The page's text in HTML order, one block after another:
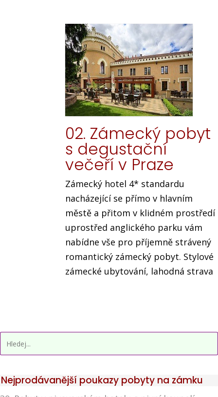
02. Zámecký pobyt
s degustační
večeří v Praze
Zámecký hotel 4* standardu
nacházející se přímo v hlavním
městě a přitom v klidném prostředí
uprostřed anglického parku vám
nabídne vše pro příjemně strávený
romantický zámecký pobyt. Stylové
zámecké ubytování, lahodná strava
Nejprodávanější poukazy pobyty na zámku